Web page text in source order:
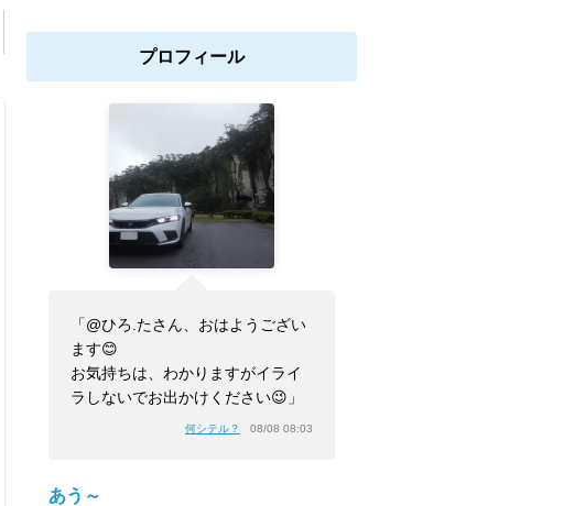
プロフィール
「@ひろ.たさん、おはようござい
ます😊
お気持ちは、わかりますがイライ
ラしないでお出かけください😉」
何シテル？ 08/08 08:03
あう～